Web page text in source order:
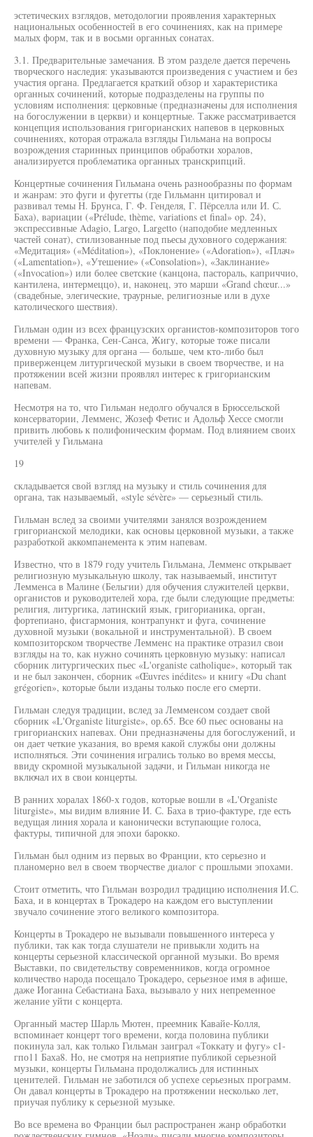
эстетических взглядов, методологии проявления характерных
национальных особенностей в его сочинениях, как на примере
малых форм, так и в восьми органных сонатах.
3.1. Предварительные замечания. В этом разделе дается перечень
творческого наследия: указываются произведения с участием и без
участия органа. Предлагается краткий обзор и характеристика
органных сочинений, которые подразделены на группы по
условиям исполнения: церковные (предназначены для исполнения
на богослужении в церкви) и концертные. Также рассматривается
концепция использования григорианских напевов в церковных
сочинениях, которая отражала взгляды Гильмана на вопросы
возрождения старинных принципов обработки хоралов,
анализируется проблематика органных транскрипций.
Концертные сочинения Гильмана очень разнообразны по формам
и жанрам: это фуги и фугетты (где Гильманн цитировал и
развивал темы Н. Брунса, Г. Ф. Генделя, Г. Пёрселла или И. С.
Баха), вариации («Prélude, thème, variations et final» op. 24),
экспрессивные Adagio, Largo, Largetto (наподобие медленных
частей сонат), стилизованные под пьесы духовного содержания:
«Медитация» («Méditation»), «Поклонение» («Adoration»), «Плач»
(«Lamentation»), «Утешение» («Consolation»), «Заклинание»
(«Invocation») или более светские (канцона, пастораль, каприччио,
кантилена, интермеццо), и, наконец, это марши «Grand chœur...»
(свадебные, элегические, траурные, религиозные или в духе
католического шествия).
Гильман один из всех французских органистов-композиторов того
времени — Франка, Сен-Санса, Жигу, которые тоже писали
духовную музыку для органа — больше, чем кто-либо был
приверженцем литургической музыки в своем творчестве, и на
протяжении всей жизни проявлял интерес к григорианским
напевам.
Несмотря на то, что Гильман недолго обучался в Брюссельской
консерватории, Лемменс, Жозеф Фетис и Адольф Хессе смогли
привить любовь к полифоническим формам. Под влиянием своих
учителей у Гильмана
19
складывается свой взгляд на музыку и стиль сочинения для
органа, так называемый, «style sévère» — серьезный стиль.
Гильман вслед за своими учителями занялся возрождением
григорианской мелодики, как основы церковной музыки, а также
разработкой аккомпанемента к этим напевам.
Известно, что в 1879 году учитель Гильмана, Лемменс открывает
религиозную музыкальную школу, так называемый, институт
Лемменса в Малине (Бельгии) для обучения служителей церкви,
органистов и руководителей хора, где были следующие предметы:
религия, литургика, латинский язык, григорианика, орган,
фортепиано, фисгармония, контрапункт и фуга, сочинение
духовной музыки (вокальной и инструментальной). В своем
композиторском творчестве Лемменс на практике отразил свои
взгляды на то, как нужно сочинять церковную музыку: написал
сборник литургических пьес «L'organiste catholique», который так
и не был закончен, сборник «Œuvres inédites» и книгу «Du chant
grégorien», которые были изданы только после его смерти.
Гильман следуя традиции, вслед за Лемменсом создает свой
сборник «L'Organiste liturgiste», ор.65. Все 60 пьес основаны на
григорианских напевах. Они предназначены для богослужений, и
он дает четкие указания, во время какой службы они должны
исполняться. Эти сочинения игрались только во время мессы,
ввиду скромной музыкальной задачи, и Гильман никогда не
включал их в свои концерты.
В ранних хоралах 1860-х годов, которые вошли в «L'Organiste
liturgiste», мы видим влияние И. С. Баха в трио-фактуре, где есть
ведущая линия хорала и канонически вступающие голоса,
фактуры, типичной для эпохи барокко.
Гильман был одним из первых во Франции, кто серьезно и
планомерно вел в своем творчестве диалог с прошлыми эпохами.
Стоит отметить, что Гильман возродил традицию исполнения И.С.
Баха, и в концертах в Трокадеро на каждом его выступлении
звучало сочинение этого великого композитора.
Концерты в Трокадеро не вызывали повышенного интереса у
публики, так как тогда слушатели не привыкли ходить на
концерты серьезной классической органной музыки. Во время
Выставки, по свидетельству современников, когда огромное
количество народа посещало Трокадеро, серьезное имя в афише,
даже Иоганна Себастиана Баха, вызывало у них непременное
желание уйти с концерта.
Органный мастер Шарль Мютен, преемник Кавайе-Колля,
вспоминает концерт того времени, когда половина публики
покинула зал, как только Гильман заиграл «Токкату и фугу» с1-
гпо11 Баха8. Но, не смотря на неприятие публикой серьезной
музыки, концерты Гильмана продолжались для истинных
ценителей. Гильман не заботился об успехе серьезных программ.
Он давал концерты в Трокадеро на протяжении несколько лет,
приучая публику к серьезной музыке.
Во все времена во Франции был распространен жанр обработки